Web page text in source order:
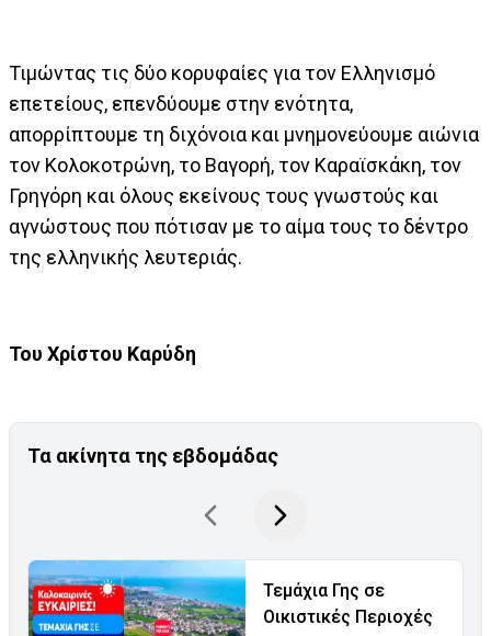
Τιμώντας τις δύο κορυφαίες για τον Ελληνισμό
επετείους, επενδύουμε στην ενότητα,
απορρίπτουμε τη διχόνοια και μνημονεύουμε αιώνια
τον Κολοκοτρώνη, το Βαγορή, τον Καραϊσκάκη, τον
Γρηγόρη και όλους εκείνους τους γνωστούς και
αγνώστους που πότισαν με το αίμα τους το δέντρο
της ελληνικής λευτεριάς.
Του Χρίστου Καρύδη
Τα ακίνητα της εβδομάδας
Τεμάχια Γης σε
Οικιστικές Περιοχές